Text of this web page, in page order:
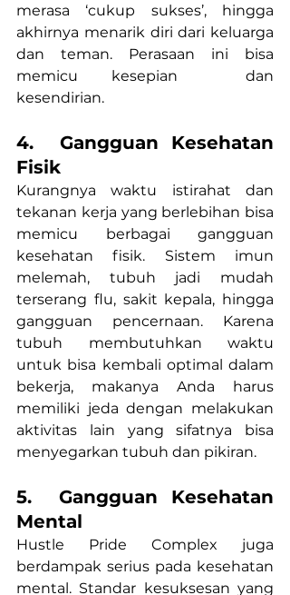
merasa ‘cukup sukses’, hingga
akhirnya menarik diri dari keluarga
dan teman. Perasaan ini bisa
memicu kesepian  dan
kesendirian.
4.  Gangguan Kesehatan
Fisik
Kurangnya waktu istirahat dan
tekanan kerja yang berlebihan bisa
memicu berbagai gangguan
kesehatan fisik. Sistem imun
melemah, tubuh jadi mudah
terserang flu, sakit kepala, hingga
gangguan pencernaan. Karena
tubuh membutuhkan waktu
untuk bisa kembali optimal dalam
bekerja, makanya Anda harus
memiliki jeda dengan melakukan
aktivitas lain yang sifatnya bisa
menyegarkan tubuh dan pikiran.
5.  Gangguan Kesehatan
Mental
Hustle Pride Complex juga
berdampak serius pada kesehatan
mental. Standar kesuksesan yang